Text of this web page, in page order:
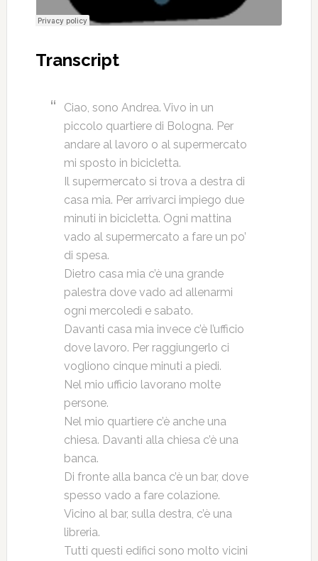
Transcript
Ciao, sono Andrea. Vivo in un
piccolo quartiere di Bologna. Per
andare al lavoro o al supermercato
mi sposto in bicicletta.
Il supermercato si trova a destra di
casa mia. Per arrivarci impiego due
minuti in bicicletta. Ogni mattina
vado al supermercato a fare un po’
di spesa.
Dietro casa mia c’è una grande
palestra dove vado ad allenarmi
ogni mercoledì e sabato.
Davanti casa mia invece c’è l’ufficio
dove lavoro. Per raggiungerlo ci
vogliono cinque minuti a piedi.
Nel mio ufficio lavorano molte
persone.
Nel mio quartiere c’è anche una
chiesa. Davanti alla chiesa c’è una
banca.
Di fronte alla banca c’è un bar, dove
spesso vado a fare colazione.
Vicino al bar, sulla destra, c’è una
libreria.
Tutti questi edifici sono molto vicini